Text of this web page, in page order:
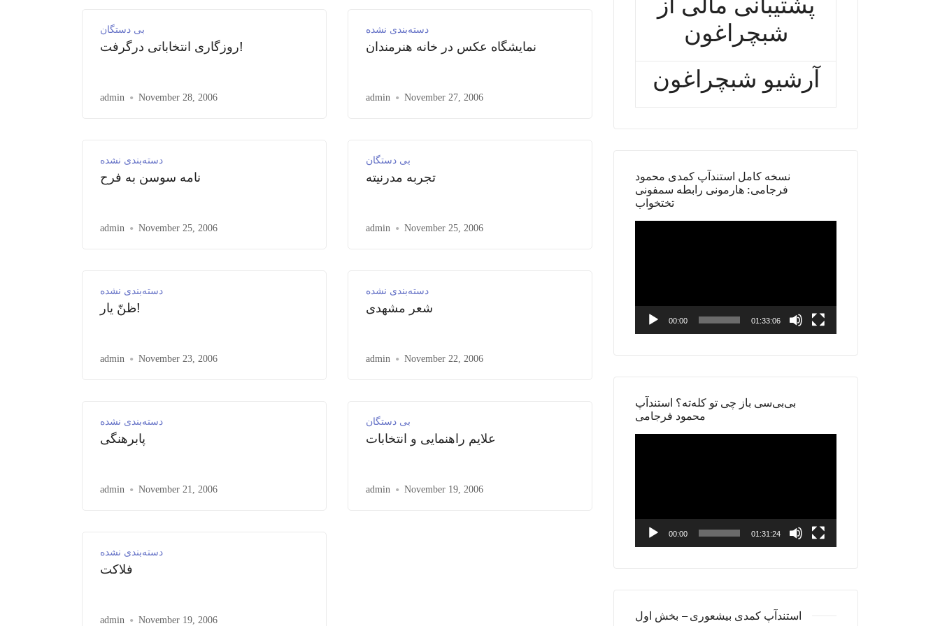
بی دستگان
روزگاری انتخاباتی درگرفت!
admin November 28, 2006
دسته‌بندی نشده
نمایشگاه عکس در خانه هنرمندان
admin November 27, 2006
دسته‌بندی نشده
نامه سوسن به فرح
admin November 25, 2006
بی دستگان
تجربه مدرنیته
admin November 25, 2006
دسته‌بندی نشده
ظنّ یار!
admin November 23, 2006
دسته‌بندی نشده
شعر مشهدی
admin November 22, 2006
دسته‌بندی نشده
پابرهنگی
admin November 21, 2006
بی دستگان
علایم راهنمایی و انتخابات
admin November 19, 2006
دسته‌بندی نشده
فلاکت
admin November 19, 2006
شبچراغون
آرشیو شبچراغون
نسخه کامل استندآپ کمدی محمود
فرجامی: هارمونی رابطه سمفونی
تختخواب
00:00 01:33:06
بی‌بی‌سی باز چی تو کله‌ته؟ استندآپ
محمود فرجامی
00:00 01:31:24
استندآپ کمدی بیشعوری – بخش اول